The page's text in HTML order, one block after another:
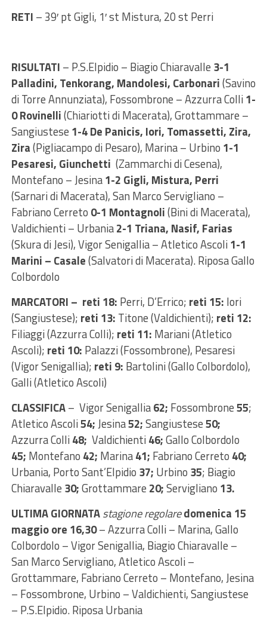
RETI – 39′ pt Gigli, 1′ st Mistura, 20 st Perri
RISULTATI – P.S.Elpidio – Biagio Chiaravalle 3-1
Palladini, Tenkorang, Mandolesi, Carbonari(Savino
di Torre Annunziata), Fossombrone – Azzurra Colli1-
0 Rovinelli(Chiariotti di Macerata), Grottammare –
Sangiustese 1-4De Panicis, Iori, Tomassetti, Zira,
Zira(Pigliacampo di Pesaro), Marina – Urbino 1-1
Pesaresi, Giunchetti (Zammarchi di Cesena),
Montefano – Jesina1-2 Gigli, Mistura, Perri
(Sarnari di Macerata), San Marco Servigliano –
Fabriano Cerreto 0-1 Montagnoli(Bini di Macerata),
Valdichienti – Urbania2-1 Triana, Nasif, Farias
(Skura di Jesi), Vigor Senigallia – Atletico Ascoli1-1
Marini – Casale(Salvatori di Macerata). Riposa Gallo
Colbordolo
MARCATORI – reti 18: Perri, D’Errico; reti 15: Iori
(Sangiustese); reti 13: Titone (Valdichienti); reti 12:
Filiaggi (Azzurra Colli); reti 11: Mariani (Atletico
Ascoli); reti 10: Palazzi (Fossombrone), Pesaresi
(Vigor Senigallia); reti 9: Bartolini (Gallo Colbordolo),
Galli (Atletico Ascoli)
CLASSIFICA– Vigor Senigallia62; Fossombrone55;
Atletico Ascoli54;Jesina52;Sangiustese50;
Azzurra Colli48; Valdichienti46;Gallo Colbordolo
45; Montefano 42; Marina41; Fabriano Cerreto 40;
Urbania, Porto Sant’Elpidio 37; Urbino 35; Biagio
Chiaravalle 30;Grottammare 20;Servigliano 13.
ULTIMA GIORNATAstagione regolaredomenica 15
maggio ore 16,30– Azzurra Colli – Marina, Gallo
Colbordolo – Vigor Senigallia, Biagio Chiaravalle –
San Marco Servigliano, Atletico Ascoli –
Grottammare, Fabriano Cerreto – Montefano, Jesina
– Fossombrone, Urbino – Valdichienti, Sangiustese
– P.S.Elpidio. Riposa Urbania